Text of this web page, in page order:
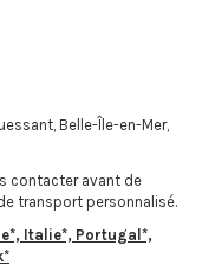
Belle-Île-en-Mer,
contacter avant de
transport personnalisé.
Italie*, Portugal*,